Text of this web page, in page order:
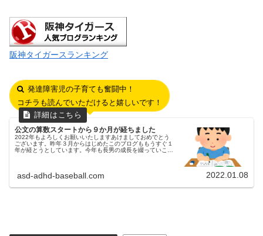
阪神タイガースランキング
発達障害児の子育ても奮闘中！
コチラも読んでいただけると嬉しいです！
公文の算数スタートから９か月が経ちました
2022年もよろしくお願いいたしますあけましておめでとう
ございます。昨年３月からはじめたこのブログももうすぐ１
年が経とうとしています。今年も長男の成長を綴っていこう
asd-adhd-baseball.com 2022.01.08